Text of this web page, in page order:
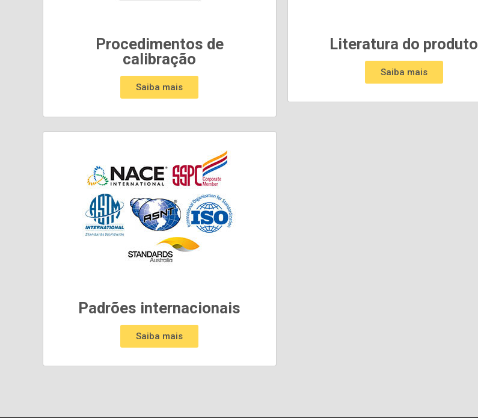
Procedimentos de
calibração
Saiba mais
Literatura do produto
Saiba mais
Padrões internacionais
Saiba mais